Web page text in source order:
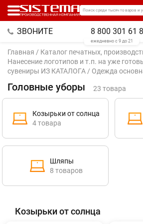
Поиск среди тысяч товаров и
ЗВОНИТЕ 8 800 301 61
ежедневно с 9 до 21
Главная / Каталог печатных,
Нанесение логотипов и т.п. на уже
сувениры ИЗ КАТАЛОГА / Одежда
Головные уборы 23 товара
Козырьки от солнца
4 товара
Шляпы
8 товаров
Козырьки от солнца